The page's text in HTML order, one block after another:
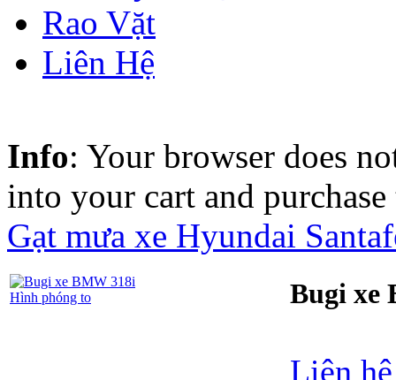
Rao Vặt
Liên Hệ
Info: Your browser does
into your cart and
Gạt mưa xe Hyundai
Hình phóng to Bugi xe
Liên